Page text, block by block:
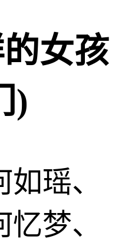
女孩
)
瑶、
梦、